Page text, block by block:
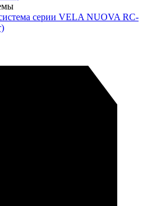
серии VELA NUOVA RC-